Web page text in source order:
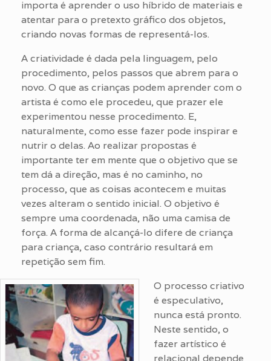
importa é aprender o uso híbrido de materiais e
atentar para o pretexto gráfico dos objetos,
criando novas formas de representá-los.
A criatividade é dada pela linguagem, pelo
procedimento, pelos passos que abrem para o
novo. O que as crianças podem aprender com o
artista é como ele procedeu, que prazer ele
experimentou nesse procedimento. E,
naturalmente, como esse fazer pode inspirar e
nutrir o delas. Ao realizar propostas é
importante ter em mente que o objetivo que se
tem dá a direção, mas é no caminho, no
processo, que as coisas acontecem e muitas
vezes alteram o sentido inicial. O objetivo é
sempre uma coordenada, não uma camisa de
força. A forma de alcançá-lo difere de criança
para criança, caso contrário resultará em
repetição sem fim.
O processo criativo
é especulativo,
nunca está pronto.
Neste sentido, o
fazer artístico é
relacional depende